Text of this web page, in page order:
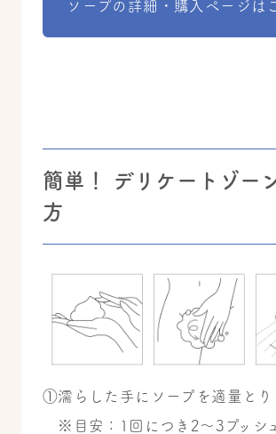
ソープの詳細・購入ページは
簡単！ デリケートゾー
方
①濡らした手にソープを適量とり
※目安：1回につき2〜3プッシュ